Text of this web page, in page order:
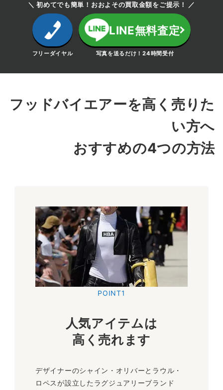
＼ 初めてでも簡単！おおよその買取金額をご提示！ ／
フリーダイヤル
LINE無料査定
写真を送るだけ！24時間受付
フッドバイエアーを高く売りた
い方へ
おすすめの4つの方法
POINT1
人気アイテムは
高く売れます
デザイナーのシャイン・オリバーとラウル・
ロペスが設立したラグジュアリーブランド